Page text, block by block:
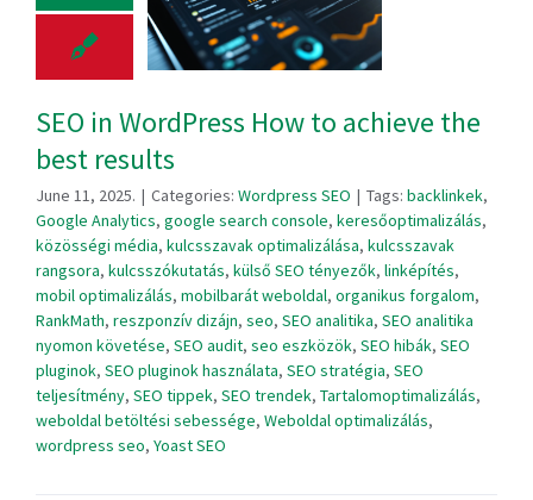
SEO in WordPress How to achieve the
best results
June 11, 2025. | Categories: Wordpress SEO | Tags: backlinkek,
Google Analytics, google search console, keresőoptimalizálás,
közösségi média, kulcsszavak optimalizálása, kulcsszavak
rangsora, kulcsszókutatás, külső SEO tényezők, linképítés,
mobil optimalizálás, mobilbarát weboldal, organikus forgalom,
RankMath, reszponzív dizájn, seo, SEO analitika, SEO analitika
nyomon követése, SEO audit, seo eszközök, SEO hibák, SEO
pluginok, SEO pluginok használata, SEO stratégia, SEO
teljesítmény, SEO tippek, SEO trendek, Tartalomoptimalizálás,
weboldal betöltési sebessége, Weboldal optimalizálás,
wordpress seo, Yoast SEO